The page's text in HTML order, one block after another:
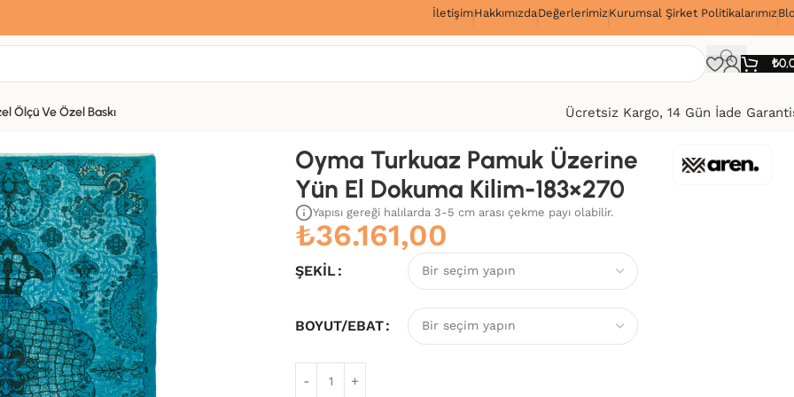
özel hoş geldin hediyemiz var!
Hemen üye ol, ilk siparişinde%10 indirimfırsatını yakala.
İletişimHakkımızdaDeğerlerimizKurumsal Şirket Politikalarımız
₺
Ölçü Ve Özel Baskı
Ücretsiz Kargo, 14 Gün İade
Oyma Turkuaz Pamuk Üzerine
Yün El Dokuma Kilim-183×270
Yapısı gereği halılarda 3-5 cm arası çekme payı olabilir.
₺36.161,00
ŞEKIL
BOYUT/EBAT